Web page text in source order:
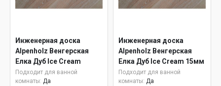
Инженерная доска
Alpenholz Венгерская
Елка Дуб Ice Cream
Подходит для ванной
комнаты: Да
Инженерная доска
Alpenholz Венгерская
Елка Дуб Ice Cream 15мм
Подходит для ванной
комнаты: Да